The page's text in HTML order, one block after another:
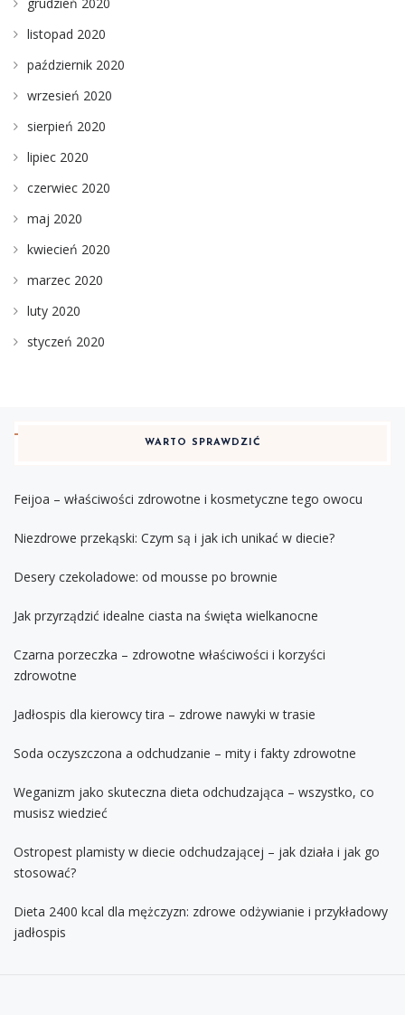
listopad 2020
październik 2020
wrzesień 2020
sierpień 2020
lipiec 2020
czerwiec 2020
maj 2020
kwiecień 2020
marzec 2020
luty 2020
styczeń 2020
WARTO SPRAWDZIĆ
Feijoa – właściwości zdrowotne i kosmetyczne tego owocu
Niezdrowe przekąski: Czym są i jak ich unikać w diecie?
Desery czekoladowe: od mousse po brownie
Jak przyrządzić idealne ciasta na święta wielkanocne
Czarna porzeczka – zdrowotne właściwości i korzyści
zdrowotne
Jadłospis dla kierowcy tira – zdrowe nawyki w trasie
Soda oczyszczona a odchudzanie – mity i fakty zdrowotne
Weganizm jako skuteczna dieta odchudzająca – wszystko, co
musisz wiedzieć
Ostropest plamisty w diecie odchudzającej – jak działa i jak go
stosować?
Dieta 2400 kcal dla mężczyzn: zdrowe odżywianie i przykładowy
jadłospis